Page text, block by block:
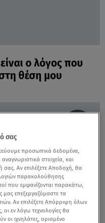
ο λόγος που
θέση μου
σας
προσωπικά δεδομένα,
στοιχεία, και
Αν επιλέξετε Αποδοχή, θα
παρακολούθησης
που εμφανίζονται παρακάτω,
μας επεξεργαζόμαστε τα
Αν επιλέξετε Απόρριψη όλων
εν λόγω τεχνολογίες θα
οι ιχνηλάτες, ορισμένο